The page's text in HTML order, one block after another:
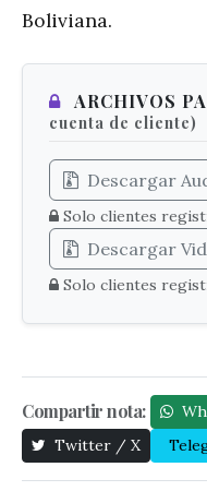
Boliviana.
ARCHIVOS
cuenta de cliente)
Descargar
Solo clientes
Descargar
Solo clientes
Compartir nota:
Twitter / X